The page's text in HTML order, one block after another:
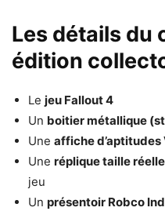
Les détails du
édition
Le jeu Fallout 4
Un boitier métallique
Une affiche
Une réplique taille
jeu
Un présentoir Robco